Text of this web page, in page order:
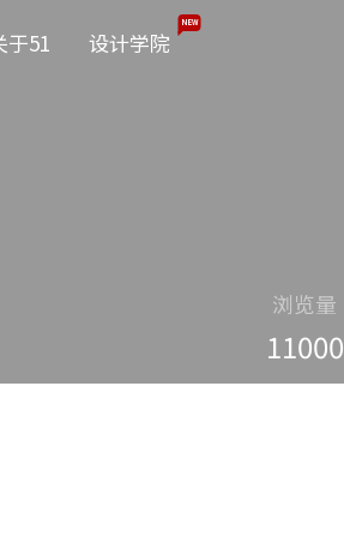
于51 设计学院
NEW
浏览量
11000